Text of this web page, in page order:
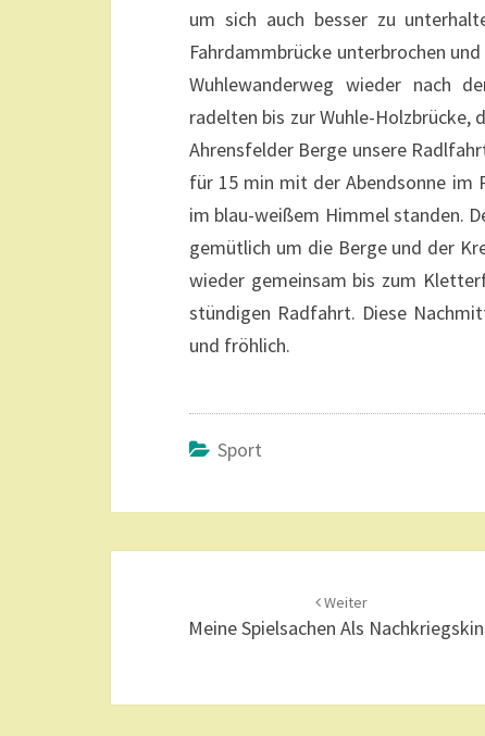
um sich auch besser zu
Fahrdammbrücke unterbrochen
Wuhlewanderweg wieder nach
radelten bis zur Wuhle-
Ahrensfelder Berge unsere
für 15 min mit der Abendsonne im
im blau-weißem Himmel standen.
gemütlich um die Berge und der
wieder gemeinsam bis zum
stündigen Radfahrt. Diese
und fröhlich.
Sport
Beitragsnavigation
Weiter
Meine Spielsachen Als